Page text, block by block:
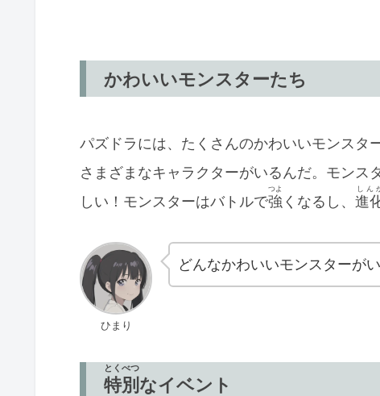
かわいいモンスターたち
パズドラには、たくさんのかわいいモンスタ
さまざまなキャラクターがいるんだ。モンス
しい！モンスターはバトルで強
つよ
くなるし、 進
しん
ひまり
どんなかわいいモンスターが
特別
とくべつ
なイベント